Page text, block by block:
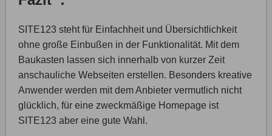
SITE123 steht für Einfachheit und Übersichtlichkeit
ohne große Einbußen in der Funktionalität. Mit dem
Baukasten lassen sich innerhalb von kurzer Zeit
anschauliche Webseiten erstellen. Besonders kreative
Anwender werden mit dem Anbieter vermutlich nicht
glücklich, für eine zweckmäßige Homepage ist
SITE123 aber eine gute Wahl.